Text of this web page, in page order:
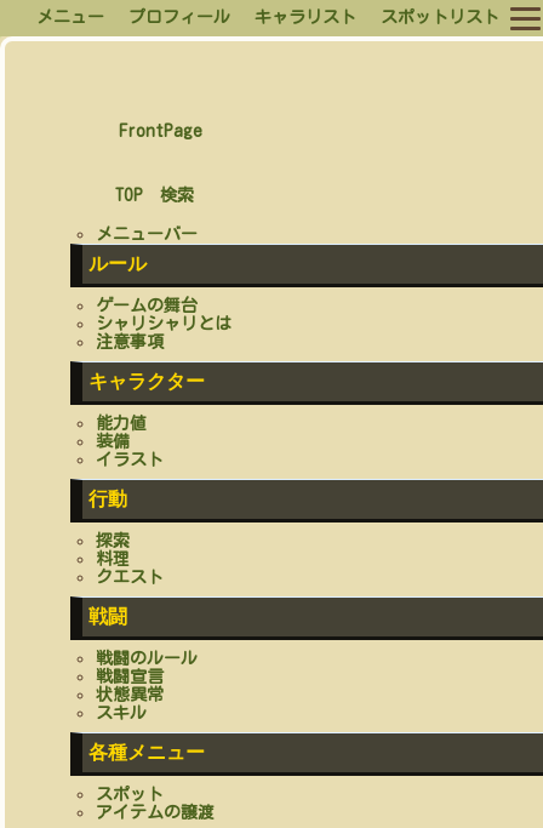
メニュー プロフィール キャラリスト スポットリスト
FrontPage
TOP 検索
メニューバー
ルール
ゲームの舞台
シャリシャリとは
注意事項
キャラクター
能力値
装備
イラスト
行動
探索
料理
クエスト
戦闘
戦闘のルール
戦闘宣言
状態異常
スキル
各種メニュー
スポット
アイテムの譲渡